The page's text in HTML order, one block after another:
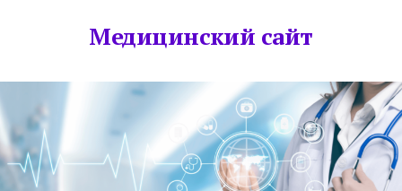
Медицинский сайт